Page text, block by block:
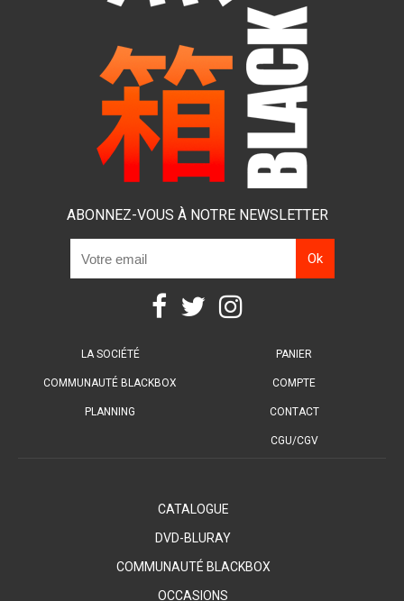
ABONNEZ-VOUS À NOTRE NEWSLETTER
LA SOCIÉTÉ
COMMUNAUTÉ BLACKBOX
PLANNING
PANIER
COMPTE
CONTACT
CGU/CGV
CATALOGUE
DVD-BLURAY
COMMUNAUTÉ BLACKBOX
OCCASIONS